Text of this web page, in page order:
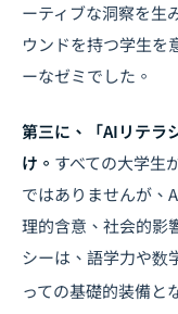
ーティブな洞察を生
ウンドを持つ学生を
ーなゼミでした。
第三に、「AIリテラ
け。 すべての大学生
ではありませんが、
理的含意、社会的影
シーは、語学力や数
っての基礎的装備と